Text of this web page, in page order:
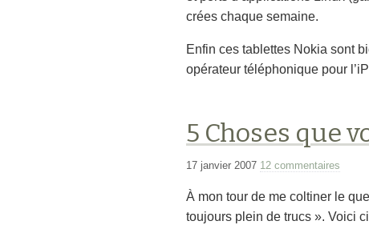
crées chaque semaine.
Enfin ces tablettes Nokia sont
opérateur téléphonique pour
5 Choses que
17 janvier 2007 12 commentaires
À mon tour de me coltiner le
toujours plein de trucs ». Voici